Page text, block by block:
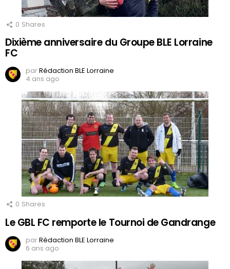
0 Shares
Dixième anniversaire du Groupe BLE Lorraine
FC
parRédaction BLE Lorraine
4 ans ago
0 Shares
Le GBL FC remporte le Tournoi de Gandrange
parRédaction BLE Lorraine
6 ans ago